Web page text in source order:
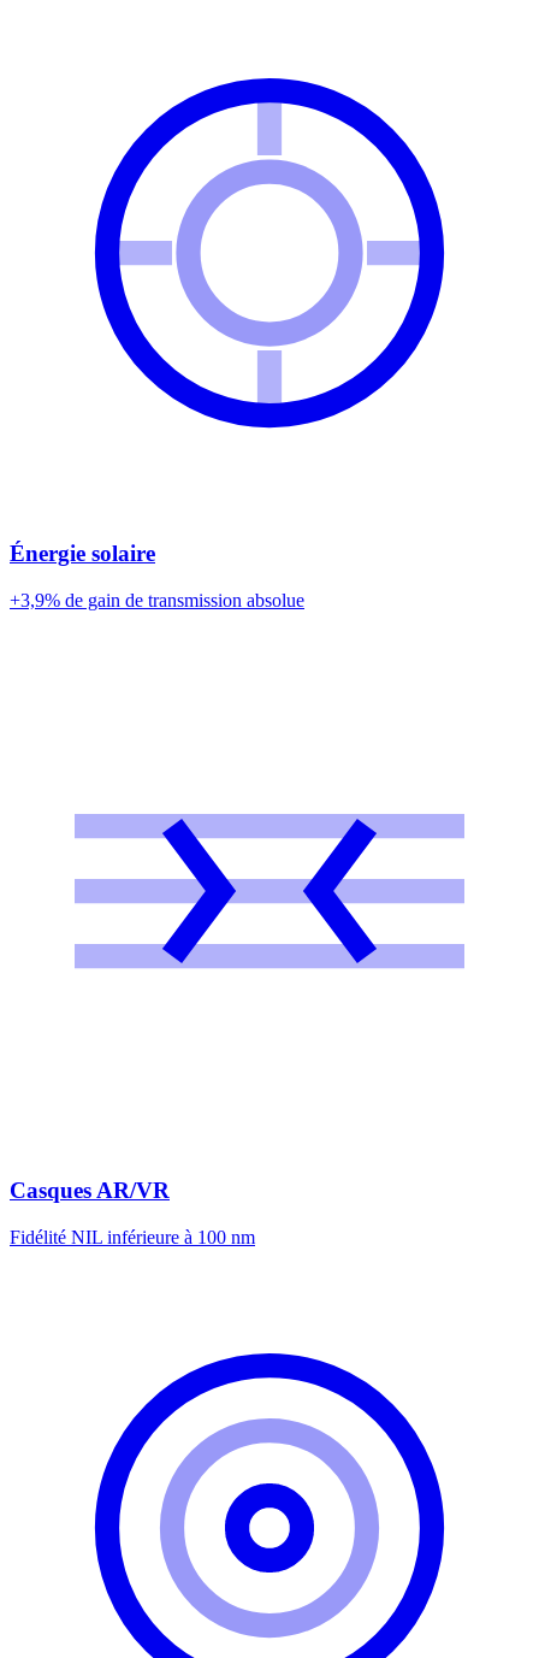
Énergie solaire
+3,9% de gain de transmission absolue
Casques AR/VR
Fidélité NIL inférieure à 100 nm